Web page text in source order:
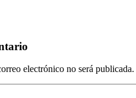
electrónico no será publicada.